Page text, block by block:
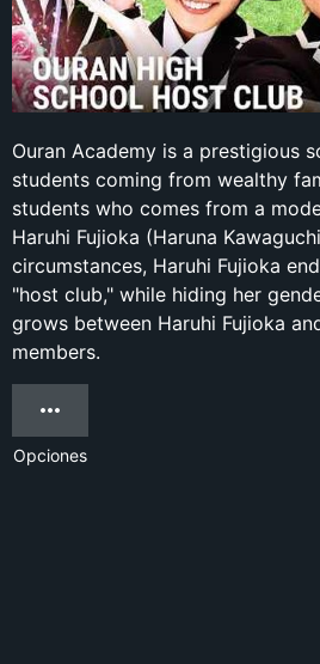
Ouran Academy is a prestigious
students coming from wealthy
students who comes from a
Haruhi Fujioka (Haruna
circumstances, Haruhi Fujioka
"host club," while hiding her
grows between Haruhi Fujioka
members.
Opciones